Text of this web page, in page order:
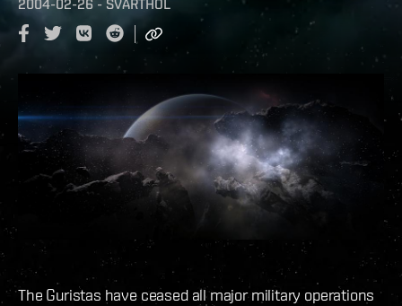
2004-02-26 - SVARTHOL
The Guristas have ceased all major military operations